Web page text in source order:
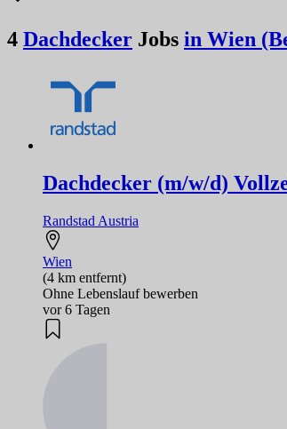
4 Dachdecker Jobs in Wien
Dachdecker (m/w/d)
Randstad Austria
Wien
(4 km entfernt)
Ohne Lebenslauf bewerben
vor 6 Tagen